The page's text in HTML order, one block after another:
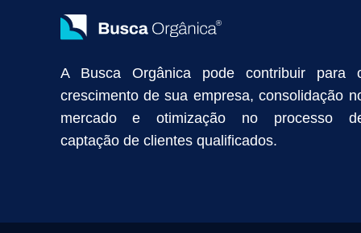
A Busca Orgânica pode contribuir para
crescimento de sua empresa, consolidação
mercado e otimização no processo
captação de clientes qualificados.